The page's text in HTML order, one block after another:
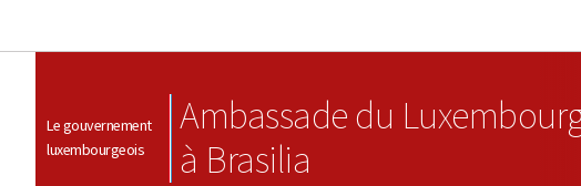
Le gouvernement
luxembourgeois
Ambassade du
à Brasilia